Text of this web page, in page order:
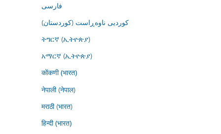
فارسى
کوردیی ناوەڕاست (کوردستان)
ትግርኛ (ኢትዮጵያ)
አማርኛ (ኢትዮጵያ)
कोंकणी (भारत)
नेपाली (नेपाल)
मराठी (भारत)
हिन्दी (भारत)